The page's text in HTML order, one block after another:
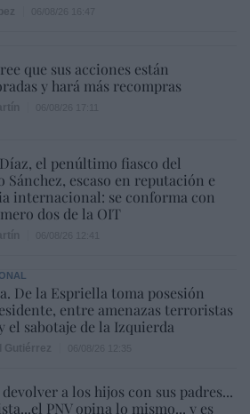
que sus acciones están
y hará más recompras
el penúltimo fiasco del
Sánchez, escaso en reputación e
internacional: se conforma con
dos de la OIT
De la Espriella toma posesión
entre amenazas terroristas
el sabotaje de la Izquierda
a los hijos con sus padres...
PNV opina lo mismo... y es